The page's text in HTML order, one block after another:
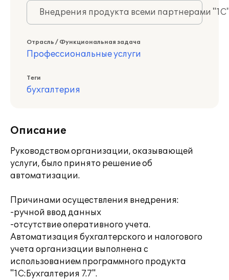
Внедрения продукта всеми партнерами
Отрасль / Функциональная задача
Профессиональные услуги
Теги
бухгалтерия
Описание
Руководством организации, оказывающей
услуги, было принято решение об
автоматизации.
Причинами осуществления внедрения:
-ручной ввод данных
-отсутствие оперативного учета.
Автоматизация бухгалтерского и налогового
учета организации выполнена с
использованием программного продукта
"1С:Бухгалтерия 7.7".